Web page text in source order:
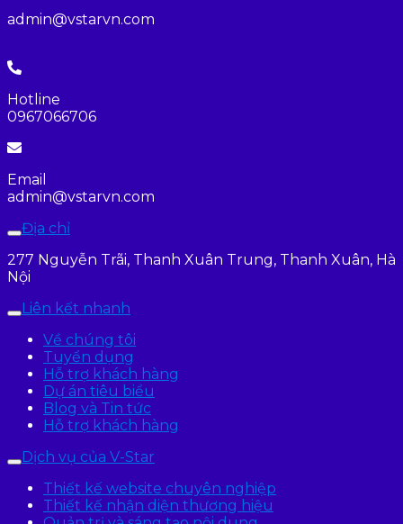
admin@vstarvn.com
Hotline
0967066706
Email
admin@vstarvn.com
Địa chỉ
277 Nguyễn Trãi, Thanh Xuân Trung, Thanh Xuân, Hà
Nội
Liên kết nhanh
Về chúng tôi
Tuyển dụng
Hỗ trợ khách hàng
Dự án tiêu biểu
Blog và Tin tức
Hỗ trợ khách hàng
Dịch vụ của V-Star
Thiết kế website chuyên nghiệp
Thiết kế nhận diện thương hiệu